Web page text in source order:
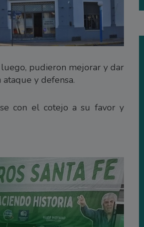
pudieron mejorar y dar
y defensa.
con el cotejo a su favor y